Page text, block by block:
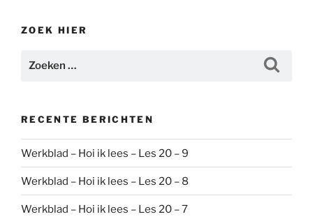
ZOEK HIER
RECENTE BERICHTEN
Werkblad – Hoi ik lees – Les 20 – 9
Werkblad – Hoi ik lees – Les 20 – 8
Werkblad – Hoi ik lees – Les 20 – 7